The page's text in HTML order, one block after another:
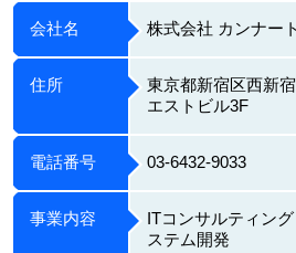
会社名 株式会社 カンナート
住所
東京都新宿区西新
エストビル3F
電話番号 03-6432-9033
事業内容
ITコンサルティン
ステム開発